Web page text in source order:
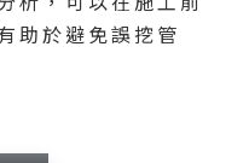
助於避免誤挖管